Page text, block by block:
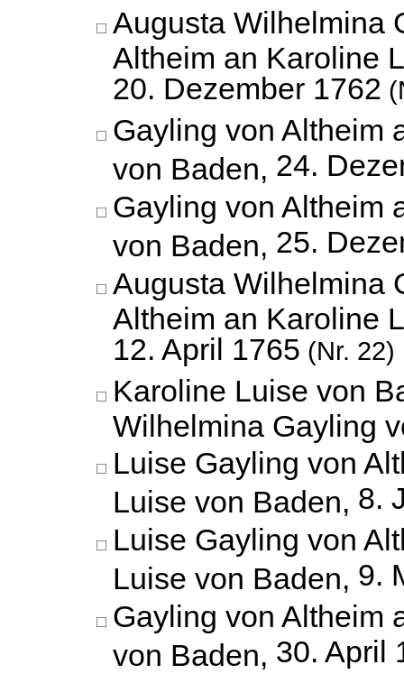
Augusta Wilhelmina
Altheim an Karoline
20. Dezember 1762
Gayling von Altheim
von Baden, 24.
Gayling von Altheim
von Baden, 25.
Augusta Wilhelmina
Altheim an Karoline
12. April 1765 (Nr. 22)
Karoline Luise von
Wilhelmina Gayling
Luise Gayling von
Luise von Baden, 8.
Luise Gayling von
Luise von Baden, 9.
Gayling von Altheim
von Baden, 30. April